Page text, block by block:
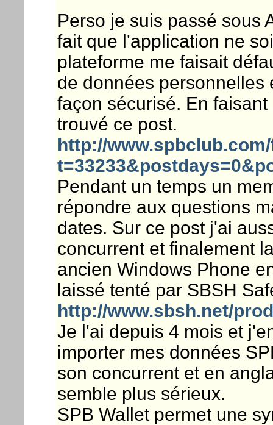
Perso je suis passé sous
fait que l'application ne
plateforme me faisait
de données personnelles
façon sécurisé. En
trouvé ce post.
http://
Pendant un temps un
répondre aux questions
dates. Sur ce post j'ai
concurrent et finalement
ancien Windows Phone
laissé tenté par SBSH
http://www.sbsh.net/
Je l'ai depuis 4 mois et
importer mes données
son concurrent et en
semble plus sérieux.
SPB Wallet permet une